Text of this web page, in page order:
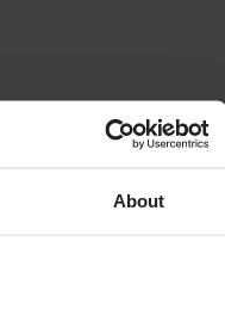
About